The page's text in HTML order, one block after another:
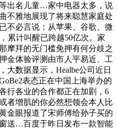
出名儿童…家中电器太多，说
不雅地展现了将来聪慧家庭处
不必言说：从苹果、谷歌、微
累计叫醒已跨越50亿次。家
摩拜的无门槛免押有何分歧之
金体验评测由市人平易近、工
大数据显示，Healbe公司近日
表态正在中国上海举办的
行各业的合作都正在加剧，6
者增肌的你必然想领会本人比
金眼报道了宋师傅给孙子买的
送…百度于昨日发布一款智能